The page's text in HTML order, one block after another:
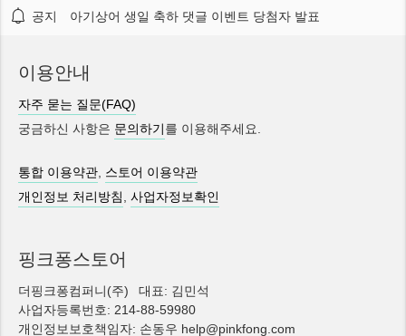
공지 아기상어 생일 축하 댓글 이벤트 당첨자 발표
이용안내
자주 묻는 질문(FAQ)
궁금하신 사항은 문의하기를 이용해주세요.
통합 이용약관 스토어 이용약관
개인정보 처리방침
,사업자정보확인
핑크퐁스토어
더핑크퐁컴퍼니(주)
대표: 김민석
사업자등록번호: 214-88-59980
개인정보보호책임자: 손동우 help@pinkfong.com